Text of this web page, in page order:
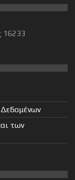
16233
των